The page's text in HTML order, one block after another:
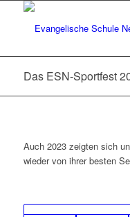
Das ESN-Sportfest
Auch 2023 zeigten sich
wieder von ihrer besten